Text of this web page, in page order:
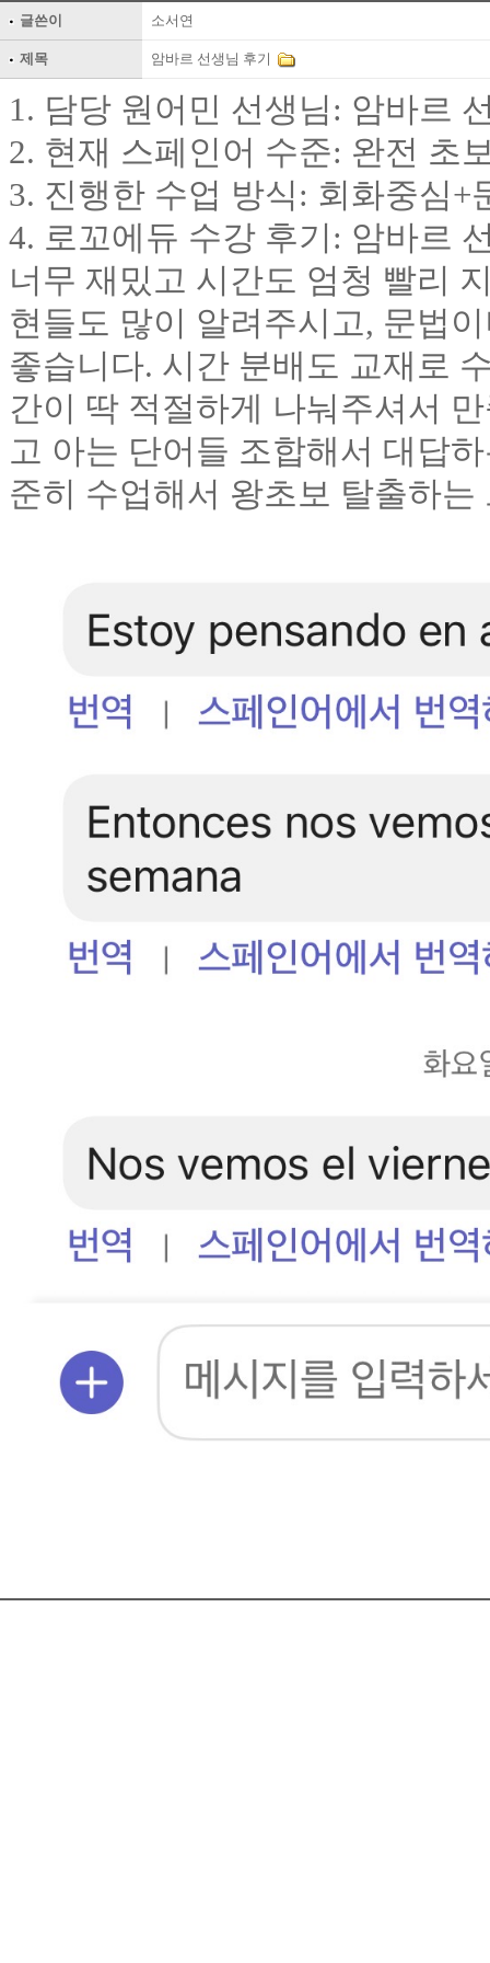
글쓴이 소서연
제목 암바르 선생님 후기
1. 담당 원어민 선생님: 암바르
2. 현재 스페인어 수준: 완전 초
3. 진행한 수업 방식: 회화중심+
4. 로꼬에듀 수강 후기: 암바르
너무 재밌고 시간도 엄청 빨리
현들도 많이 알려주시고, 문법
좋습니다. 시간 분배도 교재로
간이 딱 적절하게 나눠주셔서
고 아는 단어들 조합해서 대답
준히 수업해서 왕초보 탈출하